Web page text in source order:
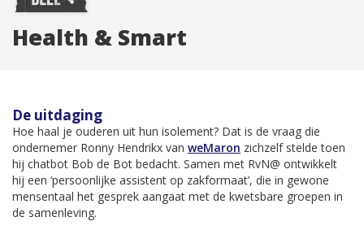
Health & Smart
De uitdaging
Hoe haal je ouderen uit hun isolement? Dat is de vraag die
ondernemer Ronny Hendrikx van weMaron zichzelf stelde toen
hij chatbot Bob de Bot bedacht. Samen met RvN@ ontwikkelt
hij een ‘persoonlijke assistent op zakformaat’, die in gewone
mensentaal het gesprek aangaat met de kwetsbare groepen in
de samenleving.